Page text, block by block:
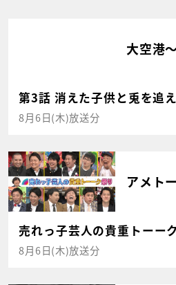
大空港
第3話 消えた子供と兎を追え
8月6日(木)放送分
アメト
売れっ子芸人の貴重トーー
8月6日(木)放送分